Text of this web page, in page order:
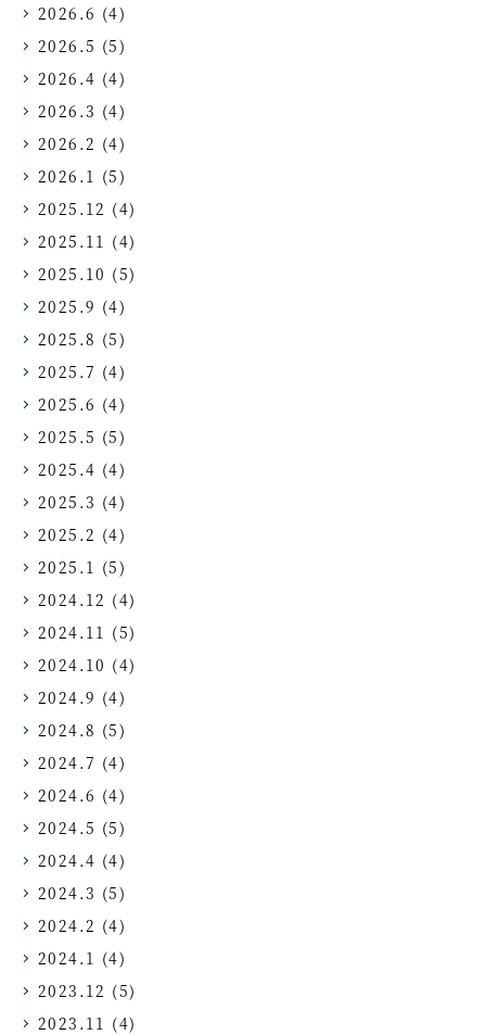
2026.6 (4)
2026.5 (5)
2026.4 (4)
2026.3 (4)
2026.2 (4)
2026.1 (5)
2025.12 (4)
2025.11 (4)
2025.10 (5)
2025.9 (4)
2025.8 (5)
2025.7 (4)
2025.6 (4)
2025.5 (5)
2025.4 (4)
2025.3 (4)
2025.2 (4)
2025.1 (5)
2024.12 (4)
2024.11 (5)
2024.10 (4)
2024.9 (4)
2024.8 (5)
2024.7 (4)
2024.6 (4)
2024.5 (5)
2024.4 (4)
2024.3 (5)
2024.2 (4)
2024.1 (4)
2023.12 (5)
2023.11 (4)